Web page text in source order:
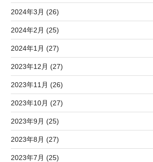
2024年3月 (26)
2024年2月 (25)
2024年1月 (27)
2023年12月 (27)
2023年11月 (26)
2023年10月 (27)
2023年9月 (25)
2023年8月 (27)
2023年7月 (25)